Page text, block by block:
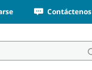
Contáctenos